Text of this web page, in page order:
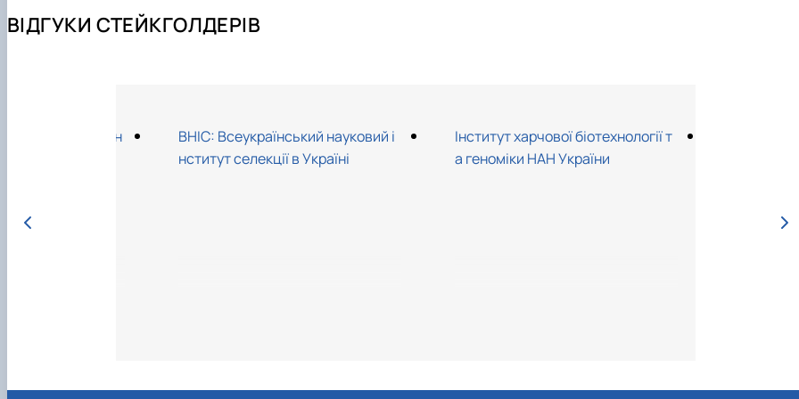
ВІДГУКИ СТЕЙКГОЛДЕРІВ
та медицин
ВНІС: Всеукраїнський науковий і
нститут селекції в Україні
Інститут харчової біотехнології т
а геноміки НАН України